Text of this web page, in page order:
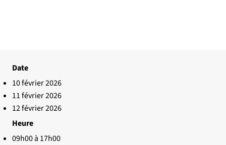
Date
10 février 2026
11 février 2026
12 février 2026
Heure
09h00 à 17h00